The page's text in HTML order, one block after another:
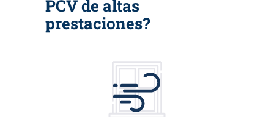
PCV de altas
prestaciones?